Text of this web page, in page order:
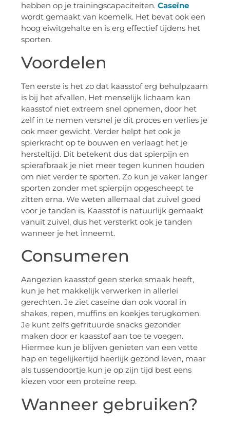
hebben op je trainingscapaciteiten. Caseïne
wordt gemaakt van koemelk. Het bevat ook een
hoog eiwitgehalte en is erg effectief tijdens het
sporten.
Voordelen
Ten eerste is het zo dat kaasstof erg behulpzaam
is bij het afvallen. Het menselijk lichaam kan
kaasstof niet extreem snel opnemen, door het
zelf in te nemen versnel je dit proces en verlies je
ook meer gewicht. Verder helpt het ook je
spierkracht op te bouwen en verlaagt het je
hersteltijd. Dit betekent dus dat spierpijn en
spierafbraak je niet meer tegen kunnen houden
om niet verder te sporten. Zo kun je vaker langer
sporten zonder met spierpijn opgescheept te
zitten erna. We weten allemaal dat zuivel goed
voor je tanden is. Kaasstof is natuurlijk gemaakt
vanuit zuivel, dus het versterkt ook je tanden
wanneer je het inneemt.
Consumeren
Aangezien kaasstof geen sterke smaak heeft,
kun je het makkelijk verwerken in allerlei
gerechten. Je ziet caseïne dan ook vooral in
shakes, repen, muffins en koekjes terugkomen.
Je kunt zelfs gefrituurde snacks gezonder
maken door er kaasstof aan toe te voegen.
Hiermee kun je blijven genieten van een vette
hap en tegelijkertijd heerlijk gezond leven, maar
als tussendoortje kun je op zijn tijd best eens
kiezen voor een proteïne reep.
Wanneer gebruiken?